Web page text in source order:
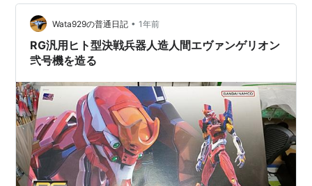
付いている。ただ、普段プラモデルを造らない子には少
し分かりにくい部分があったのか、少し間違えて組み立
てたので少し修正を加えた。…
Wata929の普通日記 • 1年前
RG汎用ヒト型決戦兵器人造人間エヴァンゲリオン
弐号機を造る